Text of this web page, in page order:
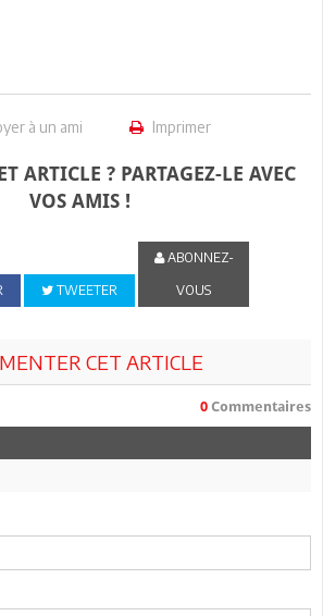
à un ami Imprimer
ARTICLE ? PARTAGEZ-LE AVEC
VOS AMIS !
TWEETER
ABONNEZ-
VOUS
CET ARTICLE
0 Commentaires